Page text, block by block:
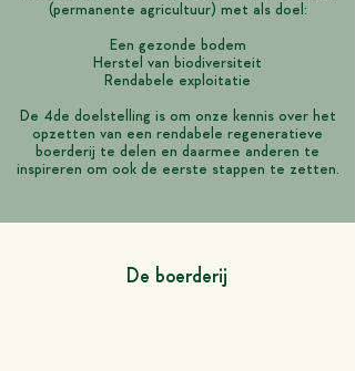
(permanente agricultuur) met als doel:
Een gezonde bodem
Herstel van biodiversiteit
Rendabele exploitatie
De 4de doelstelling is om onze kennis over het
opzetten van een rendabele regeneratieve
boerderij te delen en daarmee anderen te
inspireren om ook de eerste stappen te zetten.
De boerderij